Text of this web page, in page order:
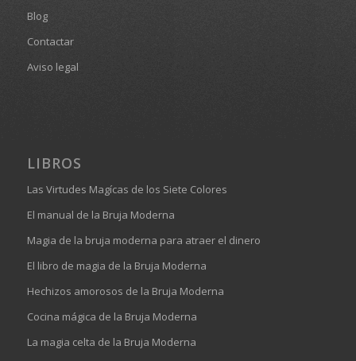
Blog
Contactar
Aviso legal
LIBROS
Las Virtudes Magícas de los Siete Colores
El manual de la Bruja Moderna
Magia de la bruja moderna para atraer el dinero
El libro de magia de la Bruja Moderna
Hechizos amorosos de la Bruja Moderna
Cocina mágica de la Bruja Moderna
La magia celta de la Bruja Moderna